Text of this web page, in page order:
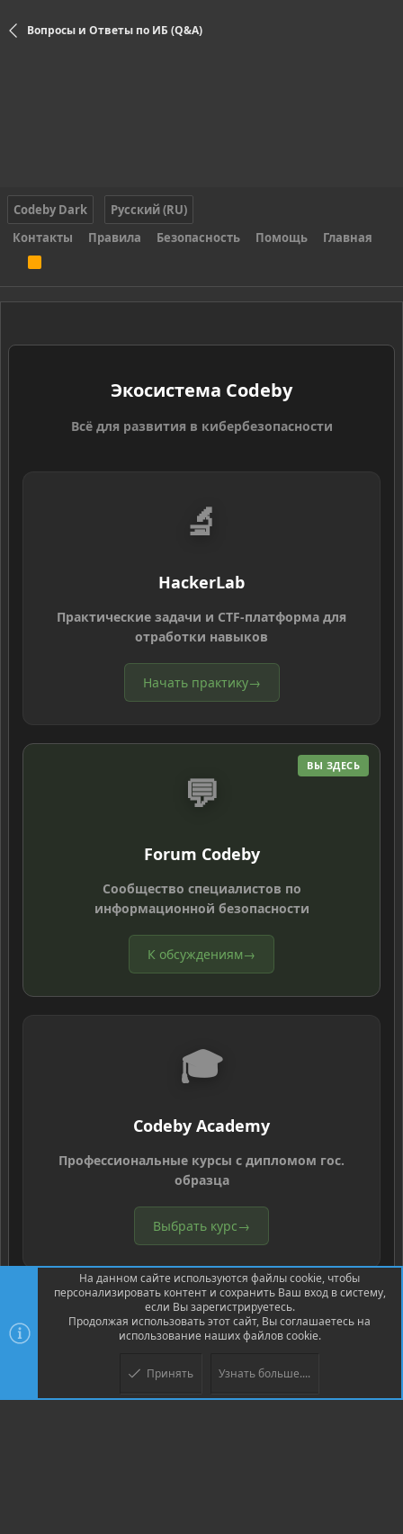
Вопросы и Ответы по ИБ (Q&A)
Codeby Dark
Русский (RU)
Контакты
Правила Безопасность Помощь Главная
S
Экосистема Codeby
Всё для развития в кибербезопасности
🔬
HackerLab
Практические задачи и CTF-платформа для
отработки навыков
Начать практику→
ВЫ ЗДЕСЬ
💬
Forum Codeby
Сообщество специалистов по
информационной безопасности
К обсуждениям→
🎓
Codeby Academy
Профессиональные курсы с дипломом гос.
образца
Выбрать курс→
Community platform by XenForo ® © 2010-2026 XenForo Ltd.
© Jason Axelrod of 8WAYRUN
На данном сайте используются файлы cookie, чтобы
персонализировать контент и сохранить Ваш вход в систему,
если Вы зарегистрируетесь.
Продолжая использовать этот сайт, Вы соглашаетесь на
использование наших файлов cookie.
Принять Узнать больше....